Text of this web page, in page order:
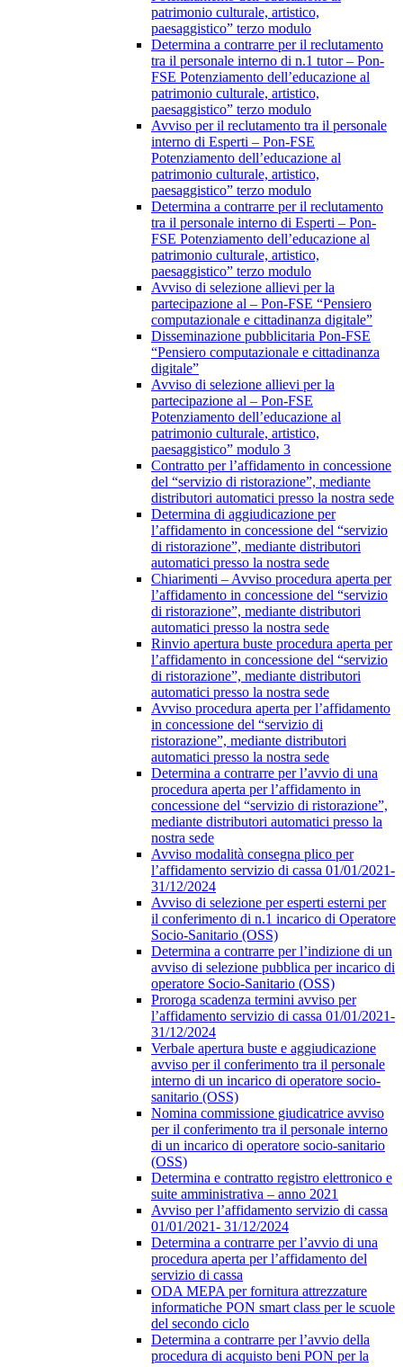
patrimonio culturale, artistico,
paesaggistico” terzo modulo
Determina a contrarre per il reclutamento
tra il personale interno di n.1 tutor – Pon-
FSE Potenziamento dell’educazione al
patrimonio culturale, artistico,
paesaggistico” terzo modulo
Avviso per il reclutamento tra il personale
interno di Esperti – Pon-FSE
Potenziamento dell’educazione al
patrimonio culturale, artistico,
paesaggistico” terzo modulo
Determina a contrarre per il reclutamento
tra il personale interno di Esperti – Pon-
FSE Potenziamento dell’educazione al
patrimonio culturale, artistico,
paesaggistico” terzo modulo
Avviso di selezione allievi per la
partecipazione al – Pon-FSE “Pensiero
computazionale e cittadinanza digitale”
Disseminazione pubblicitaria Pon-FSE
“Pensiero computazionale e cittadinanza
digitale”
Avviso di selezione allievi per la
partecipazione al – Pon-FSE
Potenziamento dell’educazione al
patrimonio culturale, artistico,
paesaggistico” modulo 3
Contratto per l’affidamento in concessione
del “servizio di ristorazione”, mediante
distributori automatici presso la nostra sede
Determina di aggiudicazione per
l’affidamento in concessione del “servizio
di ristorazione”, mediante distributori
automatici presso la nostra sede
Chiarimenti – Avviso procedura aperta per
l’affidamento in concessione del “servizio
di ristorazione”, mediante distributori
automatici presso la nostra sede
Rinvio apertura buste procedura aperta per
l’affidamento in concessione del “servizio
di ristorazione”, mediante distributori
automatici presso la nostra sede
Avviso procedura aperta per l’affidamento
in concessione del “servizio di
ristorazione”, mediante distributori
automatici presso la nostra sede
Determina a contrarre per l’avvio di una
procedura aperta per l’affidamento in
concessione del “servizio di ristorazione”,
mediante distributori automatici presso la
nostra sede
Avviso modalità consegna plico per
l’affidamento servizio di cassa 01/01/2021-
31/12/2024
Avviso di selezione per esperti esterni per
il conferimento di n.1 incarico di Operatore
Socio-Sanitario (OSS)
Determina a contrarre per l’indizione di un
avviso di selezione pubblica per incarico di
operatore Socio-Sanitario (OSS)
Proroga scadenza termini avviso per
l’affidamento servizio di cassa 01/01/2021-
31/12/2024
Verbale apertura buste e aggiudicazione
avviso per il conferimento tra il personale
interno di un incarico di operatore socio-
sanitario (OSS)
Nomina commissione giudicatrice avviso
per il conferimento tra il personale interno
di un incarico di operatore socio-sanitario
(OSS)
Determina e contratto registro elettronico e
suite amministrativa – anno 2021
Avviso per l’affidamento servizio di cassa
01/01/2021- 31/12/2024
Determina a contrarre per l’avvio di una
procedura aperta per l’affidamento del
servizio di cassa
ODA MEPA per fornitura attrezzature
informatiche PON smart class per le scuole
del secondo ciclo
Determina a contrarre per l’avvio della
procedura di acquisto beni PON per la